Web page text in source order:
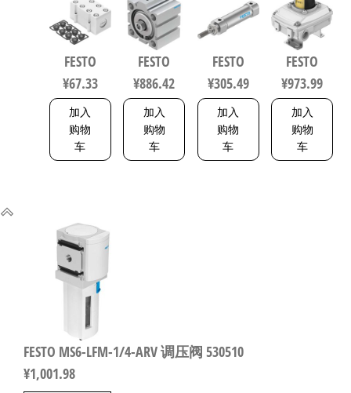
件 538219
FESTO
¥67.33
加入
购物
车
缸 行程
10mm 缸径
50mm
VDMA 24562
188252
FESTO
¥886.42
加入
购物
车
气缸 行程
40mm 缸径
ISO 6432 /
CETOP RP 52
P 5216093
FESTO
¥305.49
加入
购物
车
C2-EX6 工业
自动化零
部件 规格1
8137093
FESTO
¥973.99
加入
购物
车
FESTO MS6-LFM-1/4-ARV 调压阀 530510
¥1,001.98